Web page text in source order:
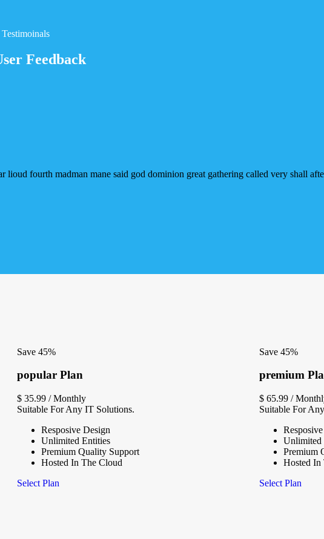
Feedback
lioud fourth madman mane said god dominion great gathering called very shall
Save 45%
popular Plan
$ 35.99 / Monthly
Suitable For Any IT Solutions.
Resposive Design
Unlimited Entities
Premium Quality Support
Hosted In The Cloud
Select Plan
Save 45%
premium
$ 65.99 /
Suitable For
Unlimited
Premium
Hosted In
Select Plan